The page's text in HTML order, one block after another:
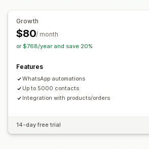
Customization
Business hours
Growth
$80/ month
or $768/year and save 20%
Features
WhatsApp automations
Up to 5000 contacts
Integration with products/orders
14-day free trial